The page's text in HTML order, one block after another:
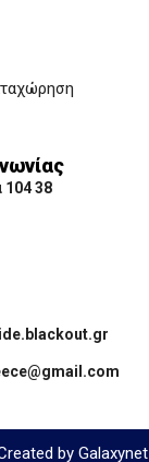
38
by Galaxynet